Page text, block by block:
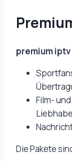
premium iptv
Film-
Die Pakete